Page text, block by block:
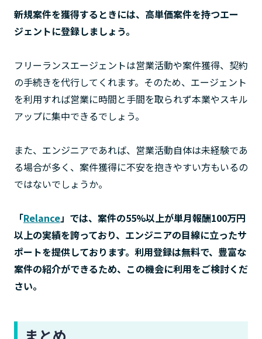
新規案件を獲得するときには、高単価案件を持つエー
ジェントに登録しましょう。
フリーランスエージェントは営業活動や案件獲得、契約
の手続きを代行してくれます。そのため、エージェント
を利用すれば営業に時間と手間を取られず本業やスキル
アップに集中できるでしょう。
また、エンジニアであれば、営業活動自体は未経験であ
る場合が多く、案件獲得に不安を抱きやすい方もいるの
ではないでしょうか。
「Relance」では、案件の55%以上が単月報酬100万円
以上の実績を誇っており、エンジニアの目線に立ったサ
ポートを提供しております。利用登録は無料で、豊富な
案件の紹介ができるため、この機会に利用をご検討くだ
さい。